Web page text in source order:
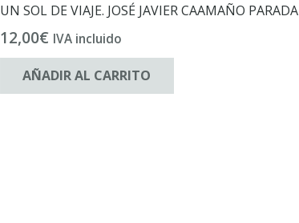
UN SOL DE VIAJE. JOSÉ JAVIER CAAMAÑO PARADA
12,00€ IVA incluido
AÑADIR AL CARRITO